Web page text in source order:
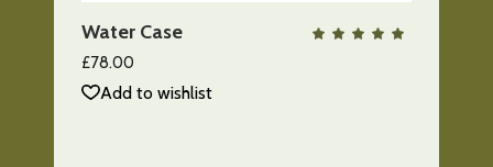
QUICK VIEW
Water Case
£78.00
Add to wishlist